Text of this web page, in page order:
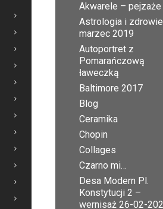
Akwarele – pejzaże
Astrologia i zdrowie
marzec 2019
Autoportret z
Pomarańczową
ławeczką
Baltimore 2017
Blog
Ceramika
Chopin
Collages
Czarno mi…
Desa Modern Pl.
Konstytucji 2 –
wernisaż 26-02-